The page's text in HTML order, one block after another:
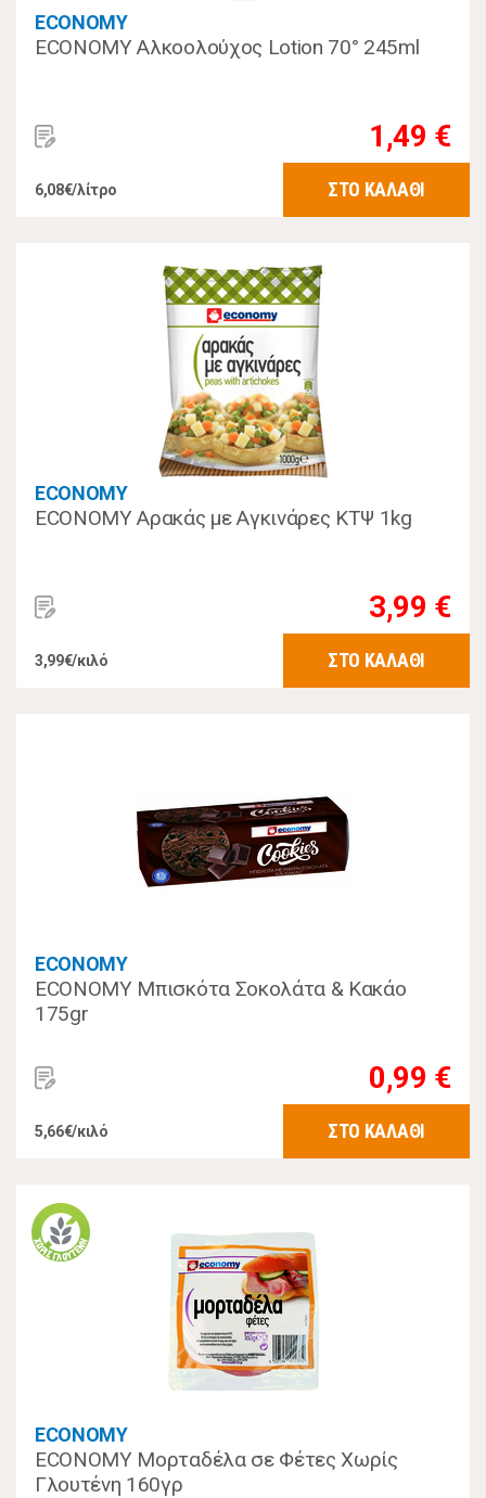
ECONOMY
ECONOMY Αλκοολούχος Lotion 70° 245ml
1,49 €
6,08€/λίτρο ΣΤΟ ΚΑΛΑΘΙ
ECONOMY
ECONOMY Αρακάς με Αγκινάρες ΚΤΨ 1kg
3,99 €
3,99€/κιλό ΣΤΟ ΚΑΛΑΘΙ
ECONOMY
ECONOMY Μπισκότα Σοκολάτα & Κακάο
175gr
0,99 €
5,66€/κιλό ΣΤΟ ΚΑΛΑΘΙ
ECONOMY
ECONOMY Μορταδέλα σε Φέτες Χωρίς
Γλουτένη 160γρ